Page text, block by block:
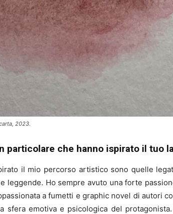
2023.
particolare che hanno ispirato il tuo
il mio percorso artistico sono quelle
leggende. Ho sempre avuto una forte
a fumetti e graphic novel di autori
sfera emotiva e psicologica del